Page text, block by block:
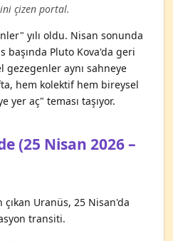
çizen portal.
yılı oldu. Nisan sonunda
başında Pluto Kova'da geri
gezegenler aynı sahneye
hem kolektif hem bireysel
yer aç" teması taşıyor.
(25 Nisan 2026 –
çıkan Uranüs, 25 Nisan'da
transiti.